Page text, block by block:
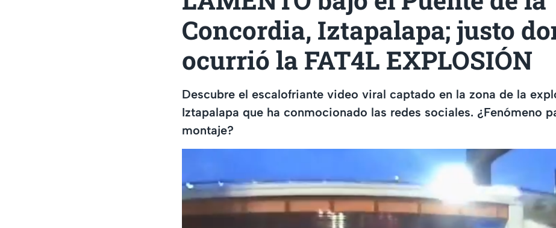
Concordia, Iztapalapa; justo
ocurrió la FAT4L EXPLOSIÓN
Descubre el escalofriante video viral captado en la zona de la
Iztapalapa que ha conmocionado las redes sociales. ¿Fenómeno
montaje?